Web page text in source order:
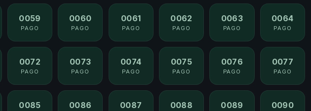
0059
PAGO
0060
PAGO
0061
PAGO
0062
PAGO
0063
PAGO
0064
PAGO
0072
PAGO
0073
PAGO
0074
PAGO
0075
PAGO
0076
PAGO
0077
PAGO
0085 0086 0087 0088 0089 0090